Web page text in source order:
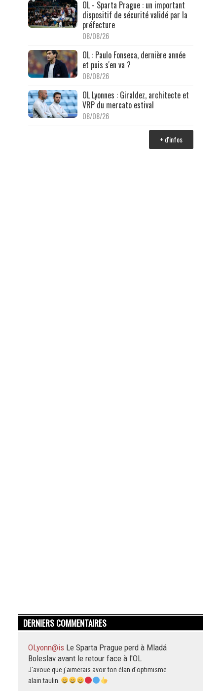
OL - Sparta Prague : un important
dispositif de sécurité validé par la
préfecture
08/08/26
OL : Paulo Fonseca, dernière année
et puis s'en va ?
08/08/26
OL Lyonnes : Giraldez, architecte et
VRP du mercato estival
08/08/26
+ d'infos
DERNIERS COMMENTAIRES
OLyonn@is Le Sparta Prague perd à Mladá
Boleslav avant le retour face à l'OL
J'avoue que j'aimerais avoir ton élan d'optimisme
alain.taulin.